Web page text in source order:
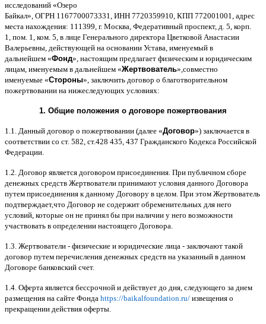
исследований «Озеро
Байкал», ОГРН 1167700073331, ИНН 7720359910, КПП 772001001, адрес
места нахождения: 111399, г. Москва, Федеративный проспект, д. 5, корп.
1, пом. 1, ком. 5, в лице Генерального директора Цветковой Анастасии
Валерьевны, действующей на основании Устава, именуемый в
дальнейшем «Фонд», настоящим предлагает физическим и юридическим
лицам, именуемым в дальнейшем «Жертвователь»,совместно
именуемые «Стороны», заключить договор o благотворительном
пожертвовании на нижеследующих условиях:
1. Общие положения o договоре пожертвования
1.1. Данный договор о пожертвовании (далее «Договор») заключается в
соответствии со ст. 582, ст.428 435, 437 Гражданского Кодекса Российской
Федерации.
1.2. Договор является договором присоединения. При публичном сборе
денежных средств Жертвователи принимают условия данного Договора
путем присоединения к данному Договору в целом. При этом Жертвователь
подтверждает,что Договор не содержит обременительных для него
условий, которые он не принял бы при наличии у него возможности
участвовать в определении настоящего Договора.
1.3. Жертвователи - физические и юридические лица - заключают такой
договор путем перечисления денежных средств на указанный в данном
Договоре банковский счет.
1.4. Оферта является бессрочной и действует до дня, следующего за днем
размещения на сайте Фонда https://baikalfoundation.ru/ извещения о
прекращении действия оферты.